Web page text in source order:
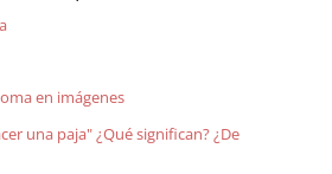
en imágenes
una paja" ¿Qué significan? ¿De